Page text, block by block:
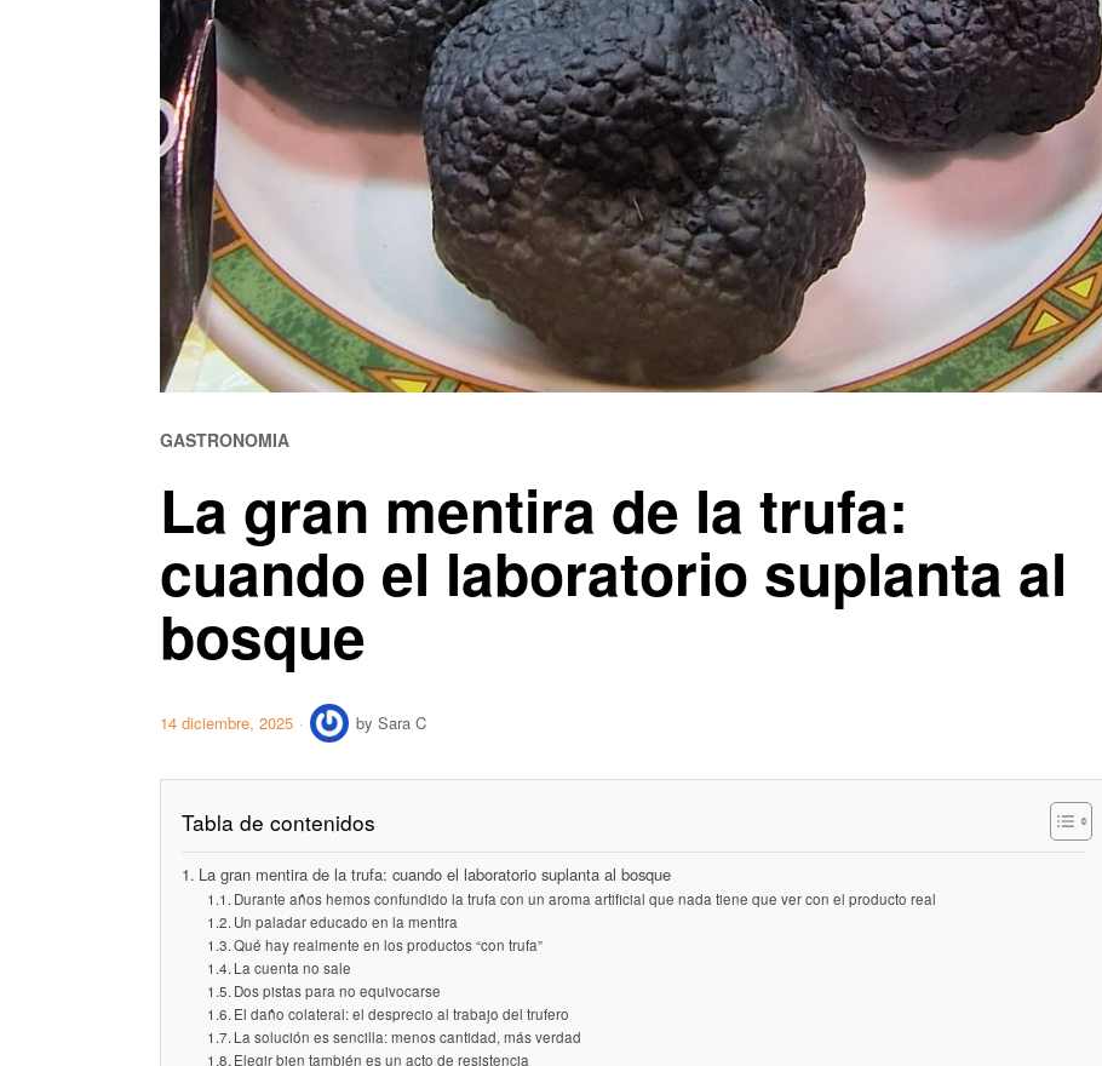
GASTRONOMIA
La gran mentira de la trufa:
cuando el laboratorio suplanta al
bosque
14 diciembre, 2025 by Sara C
Tabla de contenidos
La gran mentira de la trufa: cuando el laboratorio suplanta al bosque
Durante años hemos confundido la trufa con un aroma artificial que nada tiene que ver con el producto real
Un paladar educado en la mentira
Qué hay realmente en los productos “con trufa”
La cuenta no sale
Dos pistas para no equivocarse
El daño colateral: el desprecio al trabajo del trufero
La solución es sencilla: menos cantidad, más verdad
Elegir bien también es un acto de resistencia